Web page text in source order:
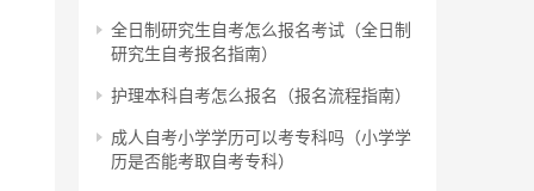
全日制研究生自考怎么报名考试（全日制
研究生自考报名指南）
护理本科自考怎么报名（报名流程指南）
成人自考小学学历可以考专科吗（小学学
历是否能考取自考专科）